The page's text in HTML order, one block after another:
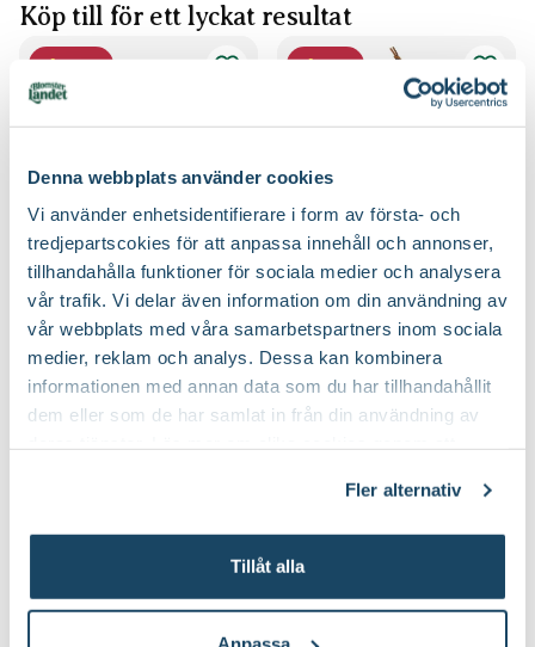
Denna webbplats använder cookies
Vi använder enhetsidentifierare i form av första- och
tredjepartscokies för att anpassa innehåll och annonser,
tillhandahålla funktioner för sociala medier och analysera
vår trafik. Vi delar även information om din användning av
vår webbplats med våra samarbetspartners inom sociala
medier, reklam och analys. Dessa kan kombinera
informationen med annan data som du har tillhandahållit
dem eller som de har samlat in från din användning av
Fler alternativ
Tillåt alla
Köp till för ett lyckat resultat
2 för 170:-
Hasselfors P-
Jord/Planteringsjord
Hasselfors Garden
8990
Välj butik
Online
I lager
Till Produkten
2 för 99:-
Smal planteringsspade
Blomsterlandet
5990
Välj butik
Online
Slut i lager
Till Produkten